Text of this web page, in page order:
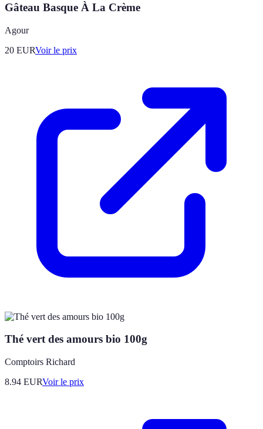
Gâteau Basque À La Crème
Agour
20 EURVoir le prix
Thé vert des amours bio 100g
Comptoirs Richard
8.94 EURVoir le prix